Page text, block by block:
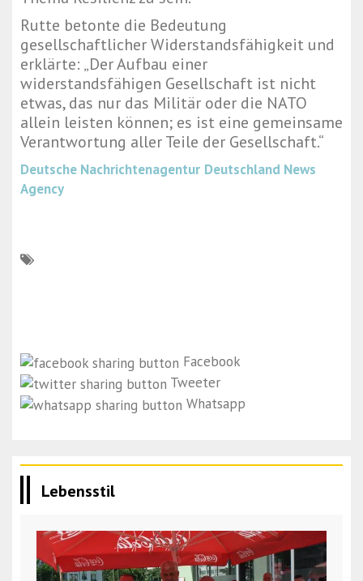
Rutte betonte die Bedeutung
gesellschaftlicher Widerstandsfähigkeit und
erklärte: „Der Aufbau einer
widerstandsfähigen Gesellschaft ist nicht
etwas, das nur das Militär oder die NATO
allein leisten können; es ist eine gemeinsame
Verantwortung aller Teile der Gesellschaft.“
Deutsche Nachrichtenagentur Deutschland News
Agency
Facebook
Tweeter
Whatsapp
Lebensstil